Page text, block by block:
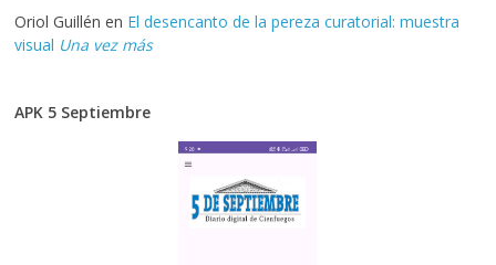
Oriol Guillén en El desencanto de la pereza curatorial: muestra
visual Una vez más
APK 5 Septiembre